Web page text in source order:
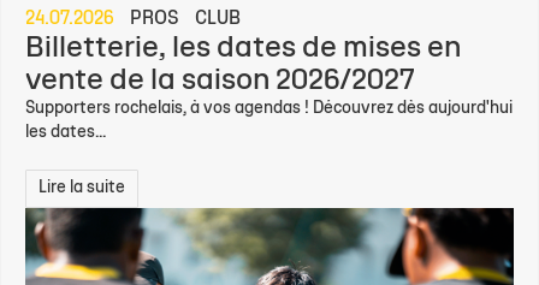
24.07.2026 PROS CLUB
Billetterie, les dates de mises en
vente de la saison 2026/2027
Supporters rochelais, à vos agendas ! Découvrez dès aujourd'hui
les dates...
Lire la suite